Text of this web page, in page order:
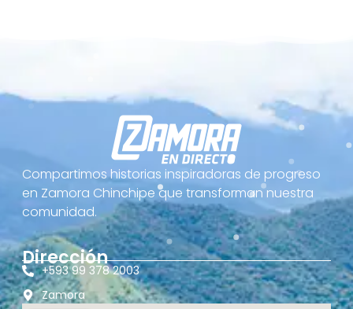
Compartimos historias inspiradoras de progreso
en Zamora Chinchipe que transforman nuestra
comunidad.
Dirección
+593 99 378 2003
Zamora